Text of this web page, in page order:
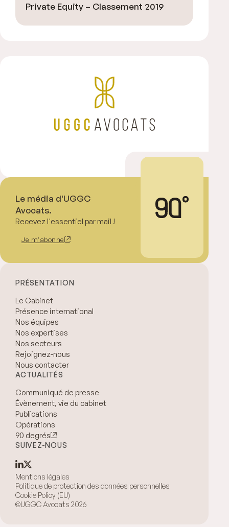
Private Equity – Classement 2019
Le média d'UGGC
Avocats.
Recevez l'essentiel par mail !
Je m'abonne
PRÉSENTATION
Le Cabinet
Présence international
Nos équipes
Nos expertises
Nos secteurs
Rejoignez-nous
Nous contacter
ACTUALITÉS
Communiqué de presse
Évènement, vie du cabinet
Publications
Opérations
90 degrés
SUIVEZ-NOUS
Mentions légales
Politique de protection des données personnelles
Cookie Policy (EU)
©UGGC Avocats 2026